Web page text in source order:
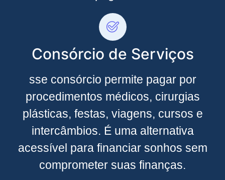
Consórcio de Serviços
sse consórcio permite pagar por
procedimentos médicos, cirurgias
plásticas, festas, viagens, cursos e
intercâmbios. É uma alternativa
acessível para financiar sonhos sem
comprometer suas finanças.